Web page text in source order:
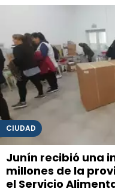
CIUDAD
Junín recibió una
millones de la
el Servicio